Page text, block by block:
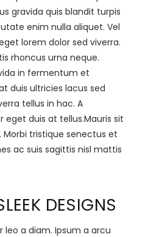
gravida quis blandit turpis
enim nulla aliquet. Vel
lorem dolor sed viverra.
rhoncus urna neque.
in fermentum et
duis ultricies lacus sed
tellus in hac. A
eget duis at tellus.Mauris sit
tristique senectus et
ac suis sagittis nisl mattis
DESIGNS
a diam. Ipsum a arcu